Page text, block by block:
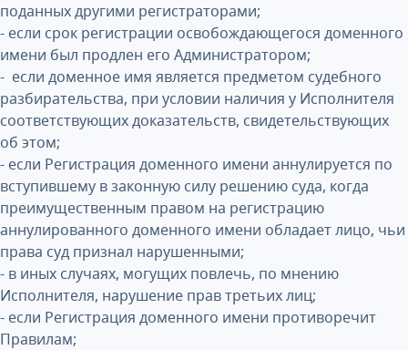
поданных другими регистраторами;
- если срок регистрации освобождающегося доменного
имени был продлен его Администратором;
- если доменное имя является предметом судебного
разбирательства, при условии наличия у Исполнителя
соответствующих доказательств, свидетельствующих
об этом;
- если Регистрация доменного имени аннулируется по
вступившему в законную силу решению суда, когда
преимущественным правом на регистрацию
аннулированного доменного имени обладает лицо, чьи
права суд признал нарушенными;
- в иных случаях, могущих повлечь, по мнению
Исполнителя, нарушение прав третьих лиц;
- если Регистрация доменного имени противоречит
Правилам;